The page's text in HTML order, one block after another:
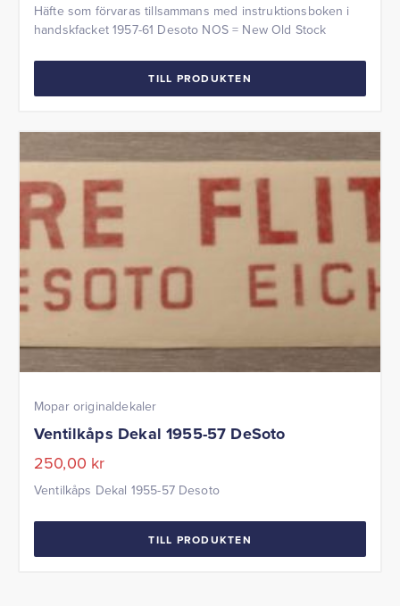
Häfte som förvaras tillsammans med instruktionsboken i
handskfacket 1957-61 Desoto NOS = New Old Stock
TILL PRODUKTEN
Mopar originaldekaler
Ventilkåps Dekal 1955-57 DeSoto
250,00 kr
Ventilkåps Dekal 1955-57 Desoto
TILL PRODUKTEN